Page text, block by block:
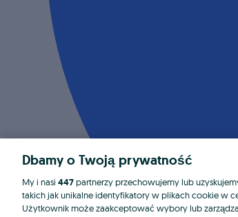
Dbamy o Twoją prywatność
My i nasi 447partnerzy przechowujemy lub
takich jak unikalne identyfikatory w plikach cookie w
Użytkownik może zaakceptować wybory lub